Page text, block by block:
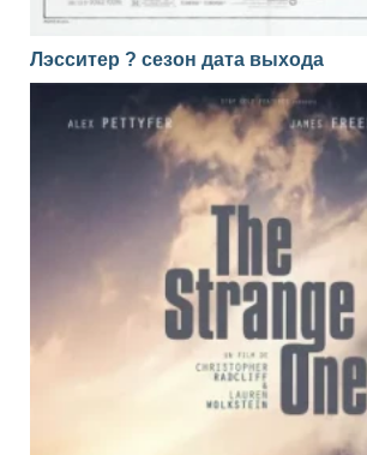
Лэсситер ? сезон дата выхода